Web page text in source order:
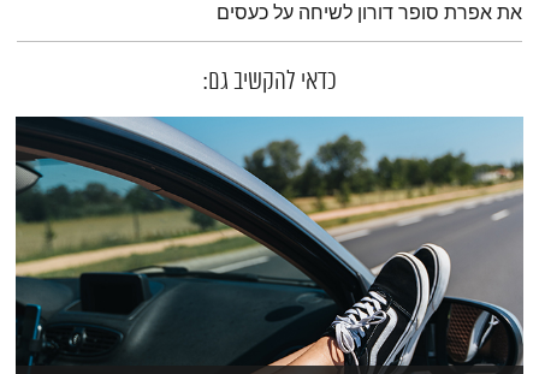
את אפרת סופר דורון לשיחה על כעסים
כדאי להקשיב גם: